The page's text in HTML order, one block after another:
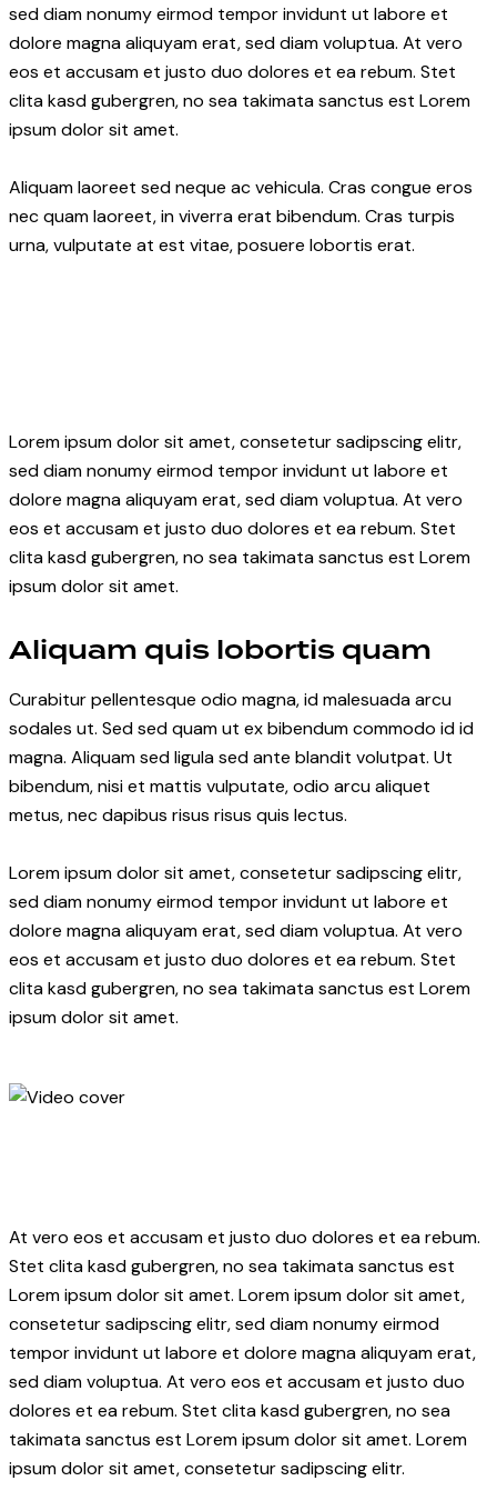
sed diam nonumy eirmod tempor invidunt ut labore et
dolore magna aliquyam erat, sed diam voluptua. At vero
eos et accusam et justo duo dolores et ea rebum. Stet
clita kasd gubergren, no sea takimata sanctus est Lorem
ipsum dolor sit amet.
Aliquam laoreet sed neque ac vehicula. Cras congue eros
nec quam laoreet, in viverra erat bibendum. Cras turpis
urna, vulputate at est vitae, posuere lobortis erat.
Lorem ipsum dolor sit amet, consetetur sadipscing elitr,
sed diam nonumy eirmod tempor invidunt ut labore et
dolore magna aliquyam erat, sed diam voluptua. At vero
eos et accusam et justo duo dolores et ea rebum. Stet
clita kasd gubergren, no sea takimata sanctus est Lorem
ipsum dolor sit amet.
Aliquam quis lobortis quam
Curabitur pellentesque odio magna, id malesuada arcu
sodales ut. Sed sed quam ut ex bibendum commodo id id
magna. Aliquam sed ligula sed ante blandit volutpat. Ut
bibendum, nisi et mattis vulputate, odio arcu aliquet
metus, nec dapibus risus risus quis lectus.
Lorem ipsum dolor sit amet, consetetur sadipscing elitr,
sed diam nonumy eirmod tempor invidunt ut labore et
dolore magna aliquyam erat, sed diam voluptua. At vero
eos et accusam et justo duo dolores et ea rebum. Stet
clita kasd gubergren, no sea takimata sanctus est Lorem
ipsum dolor sit amet.
At vero eos et accusam et justo duo dolores et ea rebum.
Stet clita kasd gubergren, no sea takimata sanctus est
Lorem ipsum dolor sit amet. Lorem ipsum dolor sit amet,
consetetur sadipscing elitr, sed diam nonumy eirmod
tempor invidunt ut labore et dolore magna aliquyam erat,
sed diam voluptua. At vero eos et accusam et justo duo
dolores et ea rebum. Stet clita kasd gubergren, no sea
takimata sanctus est Lorem ipsum dolor sit amet. Lorem
ipsum dolor sit amet, consetetur sadipscing elitr.